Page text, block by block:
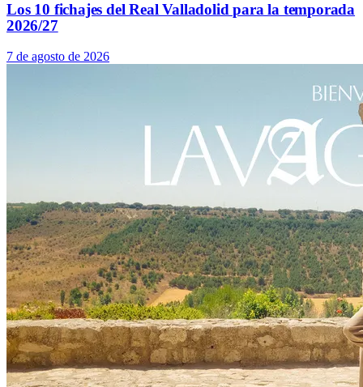
Los 10 fichajes del Real Valladolid para la temporada
2026/27
7 de agosto de 2026